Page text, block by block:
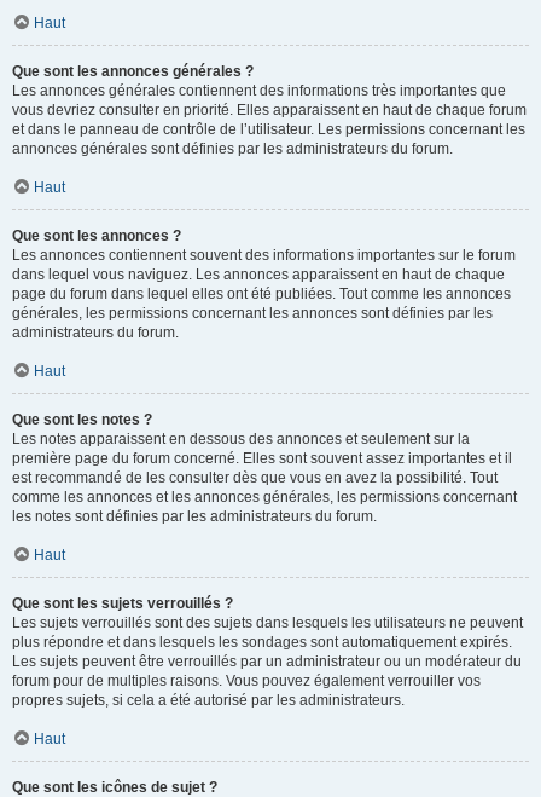
Haut
Que sont les annonces générales ?
Les annonces générales contiennent des informations très importantes que
vous devriez consulter en priorité. Elles apparaissent en haut de chaque forum
et dans le panneau de contrôle de l’utilisateur. Les permissions concernant les
annonces générales sont définies par les administrateurs du forum.
Haut
Que sont les annonces ?
Les annonces contiennent souvent des informations importantes sur le forum
dans lequel vous naviguez. Les annonces apparaissent en haut de chaque
page du forum dans lequel elles ont été publiées. Tout comme les annonces
générales, les permissions concernant les annonces sont définies par les
administrateurs du forum.
Haut
Que sont les notes ?
Les notes apparaissent en dessous des annonces et seulement sur la
première page du forum concerné. Elles sont souvent assez importantes et il
est recommandé de les consulter dès que vous en avez la possibilité. Tout
comme les annonces et les annonces générales, les permissions concernant
les notes sont définies par les administrateurs du forum.
Haut
Que sont les sujets verrouillés ?
Les sujets verrouillés sont des sujets dans lesquels les utilisateurs ne peuvent
plus répondre et dans lesquels les sondages sont automatiquement expirés.
Les sujets peuvent être verrouillés par un administrateur ou un modérateur du
forum pour de multiples raisons. Vous pouvez également verrouiller vos
propres sujets, si cela a été autorisé par les administrateurs.
Haut
Que sont les icônes de sujet ?